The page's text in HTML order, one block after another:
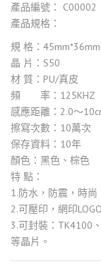
產品編號： C00002
產品規格：
規 格：
晶 片：S50
材 質：PU/真皮
頻 率：125KHZ
感應距離：2.0～
擦寫次數：10萬次
保存資料：10年
顏色：黑色、棕色
特 點：
1.防水，防震，時尚
2.可壓印，網印
3.可封裝：TK4100
等晶片。